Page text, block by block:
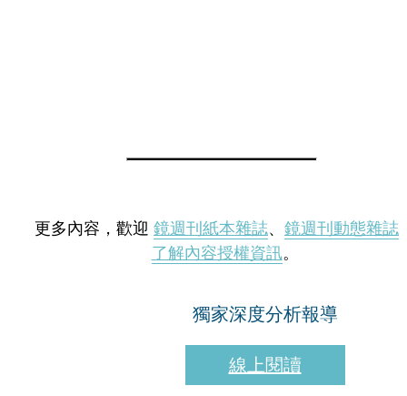
更多內容，歡迎 鏡週刊紙本雜誌、 鏡週刊動態雜誌
了解內容授權資訊。
獨家深度分析報導
線上閱讀